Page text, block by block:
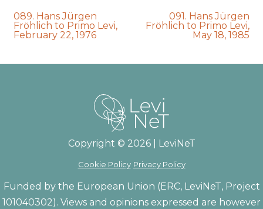
Previous
auction:
089. Hans Jürgen
Fröhlich to Primo Levi,
February 22, 1976
Next
auction:
091. Hans Jürgen
Fröhlich to Primo Levi,
May 18, 1985
Copyright © 2026 | LeviNeT
Cookie Policy Privacy Policy
Funded by the European Union (ERC, LeviNeT, Project
101040302). Views and opinions expressed are however